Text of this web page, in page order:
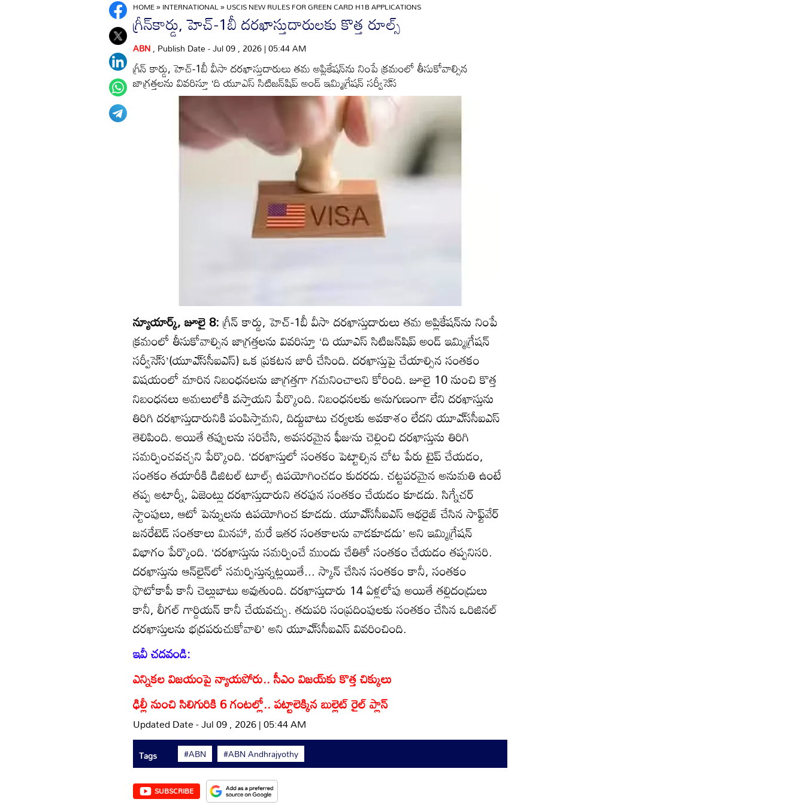
HOME»INTERNATIONAL»USCIS NEW RULES FOR GREEN CARD H1B APPLICATIONS
గ్రీన్‌కార్డు, హెచ్‌-1బీ దరఖాస్తుదారులకు కొత్త రూల్స్‌
ABN, Publish Date - Jul 09 , 2026 | 05:44 AM
గ్రీన్‌ కార్డు, హెచ్‌-1బీ వీసా దరఖాస్తుదారులు తమ అప్లికేషన్‌ను నింపే క్రమంలో తీసుకోవాల్సిన
జాగ్రత్తలను వివరిస్తూ ‘ది యూఎస్‌ సిటిజన్‌షిప్‌ అండ్‌ ఇమ్మిగ్రేషన్‌ సర్వీసె్‌స
న్యూయార్క్‌, జూలై 8:గ్రీన్‌ కార్డు, హెచ్‌-1బీ వీసా దరఖాస్తుదారులు తమ అప్లికేషన్‌ను నింపే
క్రమంలో తీసుకోవాల్సిన జాగ్రత్తలను వివరిస్తూ ‘ది యూఎస్‌ సిటిజన్‌షిప్‌ అండ్‌ ఇమ్మిగ్రేషన్‌
సర్వీసె్‌స’(యూఎ్‌ససీఐఎస్‌) ఒక ప్రకటన జారీ చేసింది. దరఖాస్తుపై చేయాల్సిన సంతకం
విషయంలో మారిన నిబంధనలను జాగ్రత్తగా గమనించాలని కోరింది. జూలై 10 నుంచి కొత్త
నిబంధనలు అమలులోకి వస్తాయని పేర్కొంది. నిబంధనలకు అనుగుణంగా లేని దరఖాస్తును
తిరిగి దరఖాస్తుదారునికి పంపిస్తామని, దిద్దుబాటు చర్యలకు అవకాశం లేదని యూఎ్‌ససీఐఎస్‌
తెలిపింది. అయితే తప్పులను సరిచేసి, అవసరమైన ఫీజును చెల్లించి దరఖాస్తును తిరిగి
సమర్పించవచ్చని పేర్కొంది. ‘దరఖాస్తులో సంతకం పెట్టాల్సిన చోట పేరు టైప్‌ చేయడం,
సంతకం తయారీకి డిజిటల్‌ టూల్స్‌ ఉపయోగించడం కుదరదు. చట్టపరమైన అనుమతి ఉంటే
తప్ప అటార్నీ, ఏజెంట్లు దరఖాస్తుదారుని తరఫున సంతకం చేయడం కూడదు. సిగ్నేచర్‌
స్టాంపులు, ఆటో పెన్నులను ఉపయోగించ కూడదు. యూఎ్‌ససీఐఎస్‌ ఆథరైజ్‌ చేసిన సాఫ్ట్‌వేర్‌
జనరేటెడ్‌ సంతకాలు మినహా, మరే ఇతర సంతకాలను వాడకూడదు’ అని ఇమ్మిగ్రేషన్‌
విభాగం పేర్కొంది. ‘దరఖాస్తును సమర్పించే ముందు చేతితో సంతకం చేయడం తప్పనిసరి.
దరఖాస్తును ఆన్‌లైన్‌లో సమర్పిస్తున్నట్లయితే... స్కాన్‌ చేసిన సంతకం కానీ, సంతకం
ఫొటోకాపీ కానీ చెల్లుబాటు అవుతుంది. దరఖాస్తుదారు 14 ఏళ్లలోపు అయితే తల్లిదండ్రులు
కానీ, లీగల్‌ గార్డియన్‌ కానీ చేయవచ్చు. తదుపరి సంప్రదింపులకు సంతకం చేసిన ఒరిజినల్‌
దరఖాస్తులను భద్రపరుచుకోవాలి’ అని యూఎ్‌ససీఐఎస్‌ వివరించింది.
ఇవీ చదవండి:
ఎన్నికల విజయంపై న్యాయపోరు.. సీఎం విజయ్‌కు కొత్త చిక్కులు
ఢిల్లీ నుంచి సిలిగురికి 6 గంటల్లో.. పట్టాలెక్కిన బుల్లెట్‌ రైల్ ప్లాన్
Updated Date - Jul 09 , 2026 | 05:44 AM
Tags #ABN #ABN Andhrajyothy
SUBSCRIBE